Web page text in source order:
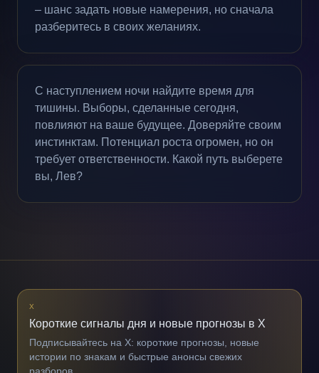
– шанс задать новые намерения, но сначала
разберитесь в своих желаниях.
С наступлением ночи найдите время для
тишины. Выборы, сделанные сегодня,
повлияют на ваше будущее. Доверяйте своим
инстинктам. Потенциал роста огромен, но он
требует ответственности. Какой путь выберете
вы, Лев?
X
Короткие сигналы дня и новые прогнозы в X
Подписывайтесь на X: короткие прогнозы, новые
истории по знакам и быстрые анонсы свежих